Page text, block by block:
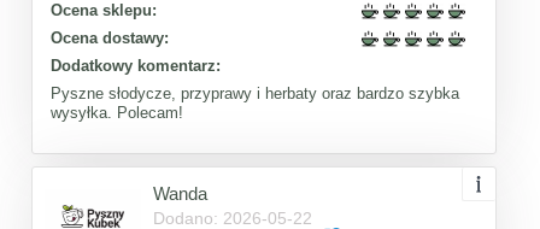
Ocena sklepu:
Ocena dostawy:
Dodatkowy komentarz:
Pyszne słodycze, przyprawy i herbaty oraz bardzo szybka
wysyłka. Polecam!
Wanda
Dodano: 2026-05-22